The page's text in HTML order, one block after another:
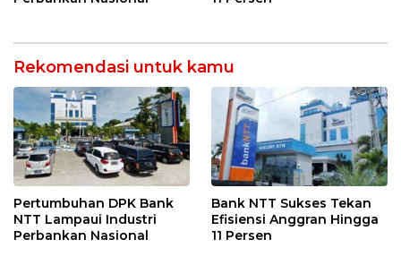
Rekomendasi untuk kamu
Pertumbuhan DPK Bank
NTT Lampaui Industri
Perbankan Nasional
Bank NTT Sukses Tekan
Efisiensi Anggran Hingga
11 Persen